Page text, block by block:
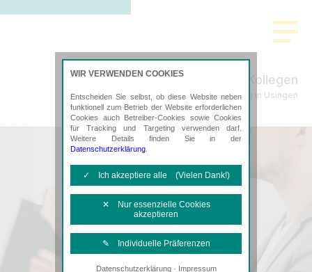
Schade & Kollegen
Steuerberatung in Usingen
WIR VERWENDEN COOKIES
Entscheiden Sie selbst, ob diese Website neben
funktionell zum Betrieb der Website erforderlichen
Cookies auch Betreiber-Cookies sowie Cookies
für Tracking und Targeting verwenden darf.
Weitere Details finden Sie in der
Datenschutzerklärung
✓ Ich akzeptiere alle (Vielen Dank!)
✕ Nur essenzielle Cookies
akzeptieren
✎ Individuelle Präferenzen
Datenschutzerklärung· Impressum